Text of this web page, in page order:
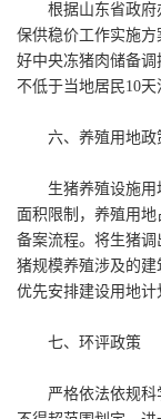
根据山东省政
保供稳价工作实施
好中央冻猪肉储备
不低于当地居民10天
六、养殖用地政
生猪养殖设施
面积限制，养殖用
备案流程。将生猪
猪规模养殖涉及的建
优先安排建设用地计
七、环评政策
严格依法依规科